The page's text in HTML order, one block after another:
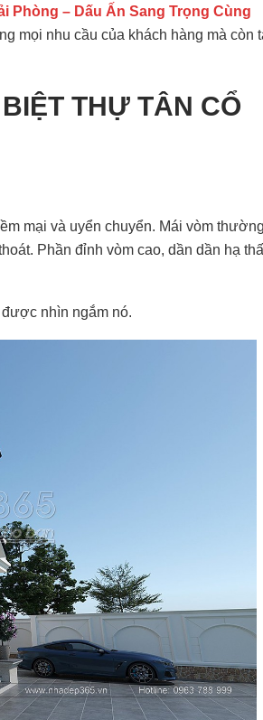
Phòng – Dấu Ấn Sang Trọng Cùng
mọi nhu cầu của khách hàng mà còn
THỰ TÂN CỔ
mại và uyển chuyển. Mái vòm
Phần đỉnh vòm cao, dần dần hạ
nhìn ngắm nó.